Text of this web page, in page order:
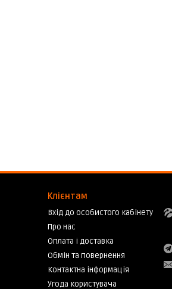
Клієнтам
Вхід до особистого кабінету
Про нас
Оплата і доставка
Обмін та повернення
Контактна інформація
Угода користувача